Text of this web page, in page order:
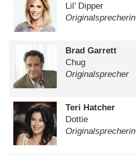
Lil’ Dipper
Originalsprecherin
Brad Garrett
Chug
Originalsprecher
Teri Hatcher
Dottie
Originalsprecherin